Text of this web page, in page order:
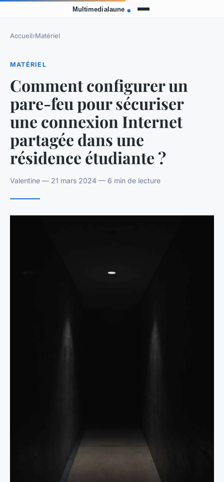
Accueil›Matériel
MATÉRIEL
Comment configurer un
pare-feu pour sécuriser
une connexion Internet
partagée dans une
résidence étudiante ?
Valentine — 21 mars 2024 — 6 min de lecture